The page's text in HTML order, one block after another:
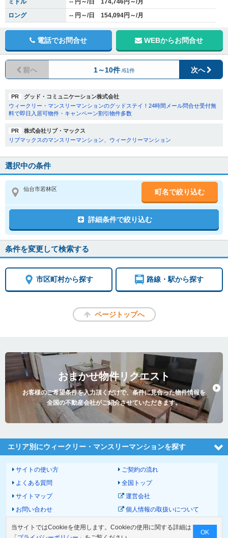
ミドル
-- 円～/日 174,746円～/月
ロング
-- 円～/日 154,094円～/月
電話でお問合せ WEBからお問合せ
前へ 次へ
1～10件 /61件
PR
グッド・コミュニケーション株式会社
ウィークリー・マンスリーマンションのグッドステイ！24時間メール問合せ受付無
料で即日入居可物件・キャンペーン割引物件多数
PR
株式会社リブ・マックス
リブマックスのマンスリーマンション、ウィークリーマンション
選択中の条件
仙台市若林区 町名で絞り込む
詳細条件で絞り込む
条件を変更して検索する
市区町村から探す 路線・駅から探す
ページトップへ
おまかせ物件リクエスト
お客様のご希望条件を入力頂くだけで、条件に見合った物件情報を
全国の不動産会社がご紹介させていただきます。
エリア別にウィークリー・マンスリーマンションを探す
サイトの使い方
ご契約の流れ
よくある質問
全国トップ
サイトマップ
運営会社
お問い合わせ
個人情報の取扱いについて
利用規約
物件掲載に関して
当サイトではCookieを使用します。Cookieの使用に関する詳細は
OK